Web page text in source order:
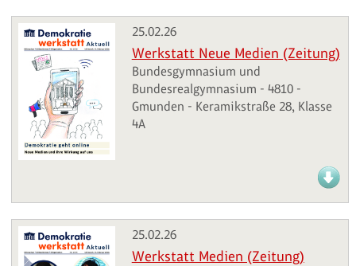
25.02.26
Werkstatt Neue Medien (Zeitung)
Bundesgymnasium und
Bundesrealgymnasium - 4810 -
Gmunden - Keramikstraße 28, Klasse
4A
25.02.26
Werkstatt Medien (Zeitung)